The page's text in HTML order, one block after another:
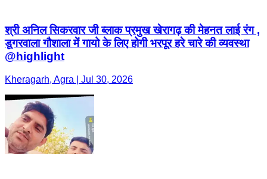
श्री अनिल सिकरवार जी ब्लाक प्रमुख खेरागढ़ की मेहनत लाई रंग ,
डूगरवाला गौशाला में गायो के लिए होगी भरपूर हरे चारे की व्यवस्था
@highlight
Kheragarh, Agra | Jul 30, 2026